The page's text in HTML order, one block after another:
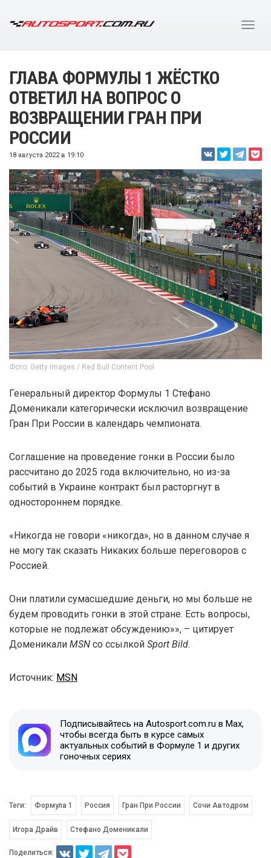
ГЛАВА ФОРМУЛЫ 1 ЖЁСТКО
ОТВЕТИЛ НА ВОПРОС О
ВОЗВРАЩЕНИИ ГРАН ПРИ
РОССИИ
18 августа 2022 в 19:10
Фото: Getty Images / Red Bull Content Pool
Генеральный директор Формулы 1 Стефано
Доменикали категорически исключил возвращение
Гран При России в календарь чемпионата.
Соглашение на проведение гонки в России было
рассчитано до 2025 года включительно, но из-за
событий в Украине контракт был расторгнут в
одностороннем порядке.
«Никогда не говори «никогда», но в данном случае я
не могу так сказать Никаких больше переговоров с
Россией.
Они платили сумасшедшие деньги, но мы больше не
будем проводить гонки в этой стране. Есть вопросы,
которые не подлежат обсуждению»», – цитирует
Доменикали MSN со ссылкой Sport Bild.
Источник: MSN
Подписывайтесь на Autosport.com.ru в Max,
чтобы всегда быть в курсе самых
актуальных событий в Формуле 1 и других
гоночных сериях
Теги: Формула 1 Россия Гран При России Сочи Автодром
Игора Драйв Стефано Доменикали
Поделиться: